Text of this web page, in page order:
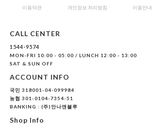
이용약관 개인정보 처리방침 이용안내
CALL CENTER
1544-9574
MON-FRI 10:00 - 05:00 / LUNCH 12:00 - 13:00
SAT & SUN OFF
ACCOUNT INFO
국민 318001-04-099984
농협 301-0104-7354-51
BANKING : (주)안나앤블루
Shop Info